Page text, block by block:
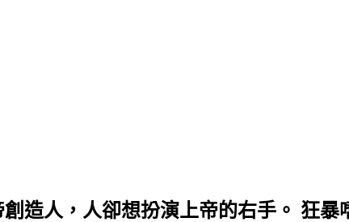
造人，人卻想扮演上帝的右手。 狂